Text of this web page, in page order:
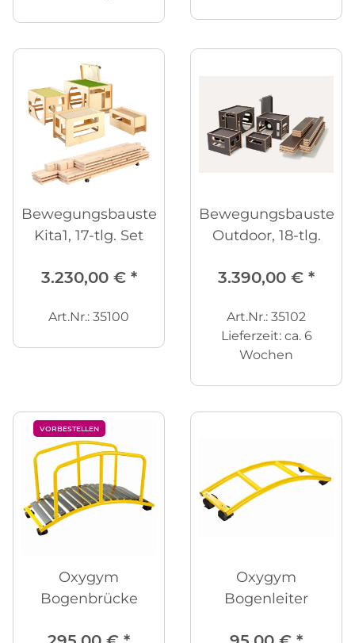
Bewegungsbaustelle
Kita1, 17-tlg. Set
3.230,00 € *
Art.Nr.: 35100
Bewegungsbaustelle
Outdoor, 18-tlg.
3.390,00 € *
Art.Nr.: 35102
Lieferzeit: ca. 6
Wochen
VORBESTELLEN
Oxygym
Bogenbrücke
Oxygym
Bogenleiter